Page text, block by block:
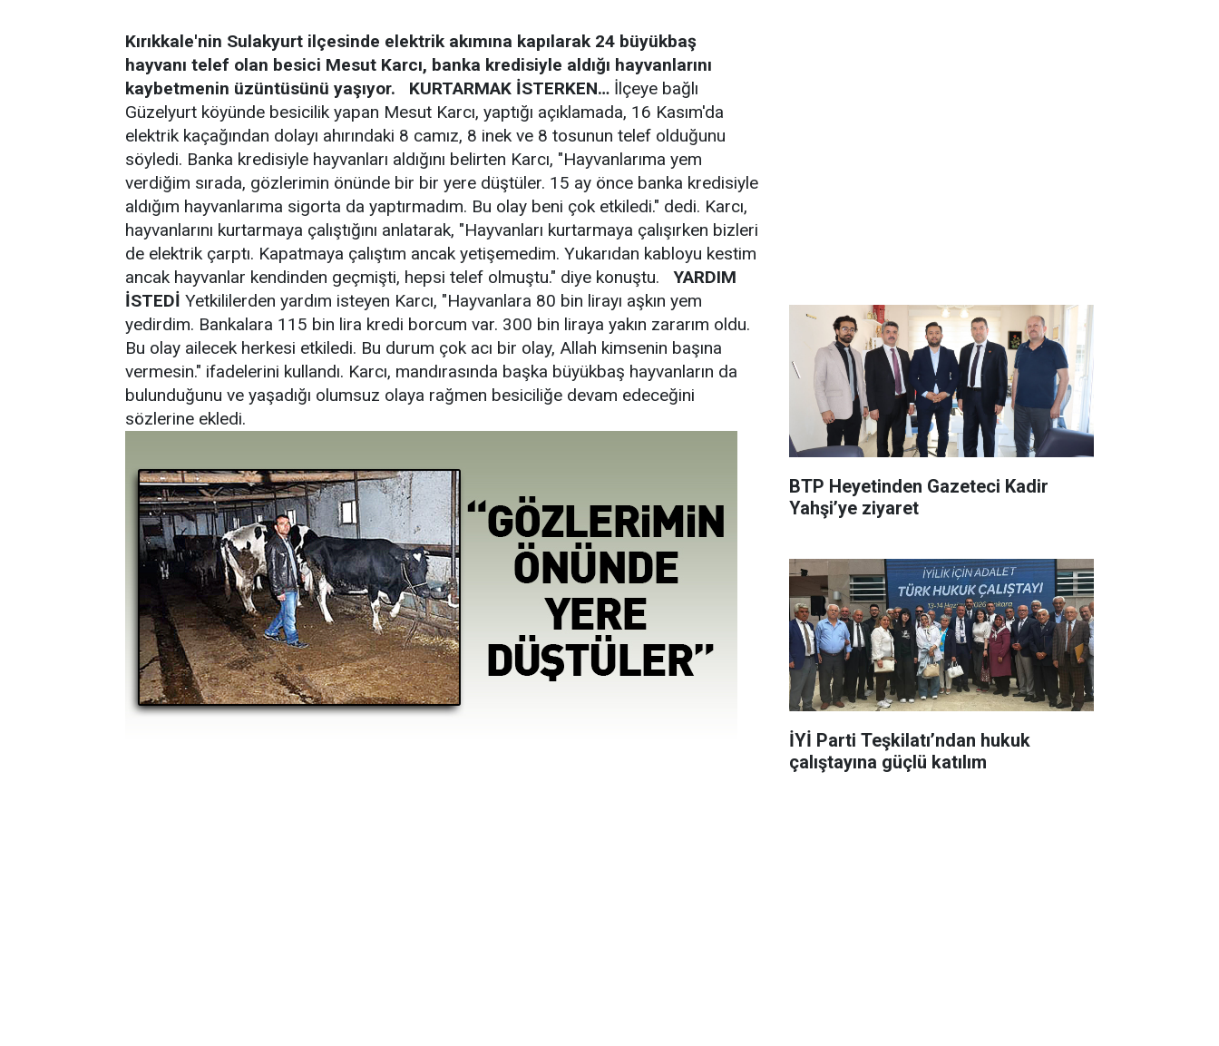
Kırıkkale'nin Sulakyurt ilçesinde elektrik akımına kapılarak 24 büyükbaş
hayvanı telef olan besici Mesut Karcı, banka kredisiyle aldığı hayvanlarını
kaybetmenin üzüntüsünü yaşıyor.
KURTARMAK İSTERKEN… İlçeye bağlı
Güzelyurt köyünde besicilik yapan Mesut Karcı, yaptığı açıklamada, 16 Kasım'da
elektrik kaçağından dolayı ahırındaki 8 camız, 8 inek ve 8 tosunun telef olduğunu
söyledi. Banka kredisiyle hayvanları aldığını belirten Karcı, "Hayvanlarıma yem
verdiğim sırada, gözlerimin önünde bir bir yere düştüler. 15 ay önce banka kredisiyle
aldığım hayvanlarıma sigorta da yaptırmadım. Bu olay beni çok etkiledi." dedi. Karcı,
hayvanlarını kurtarmaya çalıştığını anlatarak, "Hayvanları kurtarmaya çalışırken bizleri
de elektrik çarptı. Kapatmaya çalıştım ancak yetişemedim. Yukarıdan kabloyu kestim
ancak hayvanlar kendinden geçmişti, hepsi telef olmuştu." diye konuştu. YARDIM
İSTEDİ Yetkililerden yardım isteyen Karcı, "Hayvanlara 80 bin lirayı aşkın yem
yedirdim. Bankalara 115 bin lira kredi borcum var. 300 bin liraya yakın zararım oldu.
Bu olay ailecek herkesi etkiledi. Bu durum çok acı bir olay, Allah kimsenin başına
vermesin." ifadelerini kullandı. Karcı, mandırasında başka büyükbaş hayvanların da
bulunduğunu ve yaşadığı olumsuz olaya rağmen besiciliğe devam edeceğini
sözlerine ekledi.
BTP Heyetinden Gazeteci Kadir
Yahşi’ye ziyaret
İYİ Parti Teşkilatı’ndan hukuk
çalıştayına güçlü katılım